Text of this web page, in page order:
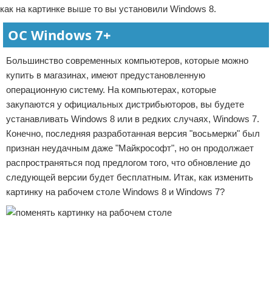
как на картинке выше то вы установили Windows 8.
ОС Windows 7+
Большинство современных компьютеров, которые можно
купить в магазинах, имеют предустановленную
операционную систему. На компьютерах, которые
закупаются у официальных дистрибьюторов, вы будете
устанавливать Windows 8 или в редких случаях, Windows 7.
Конечно, последняя разработанная версия "восьмерки" был
признан неудачным даже "Майкрософт", но он продолжает
распространяться под предлогом того, что обновление до
следующей версии будет бесплатным. Итак, как изменить
картинку на рабочем столе Windows 8 и Windows 7?